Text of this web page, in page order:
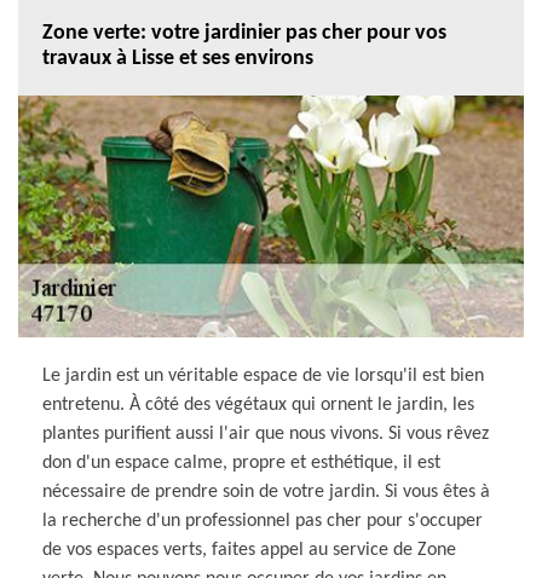
Zone verte: votre jardinier pas cher pour vos
travaux à Lisse et ses environs
Le jardin est un véritable espace de vie lorsqu'il est bien
entretenu. À côté des végétaux qui ornent le jardin, les
plantes purifient aussi l'air que nous vivons. Si vous rêvez
don d'un espace calme, propre et esthétique, il est
nécessaire de prendre soin de votre jardin. Si vous êtes à
la recherche d'un professionnel pas cher pour s'occuper
de vos espaces verts, faites appel au service de Zone